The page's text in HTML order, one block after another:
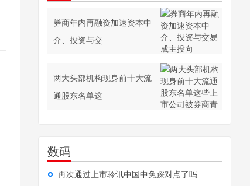
券商年内再融资加速资本中
介、投资与交
两大头部机构现身前十大流
通股东名单这
数码
再次通过上市聆讯中国中免踩对点了吗